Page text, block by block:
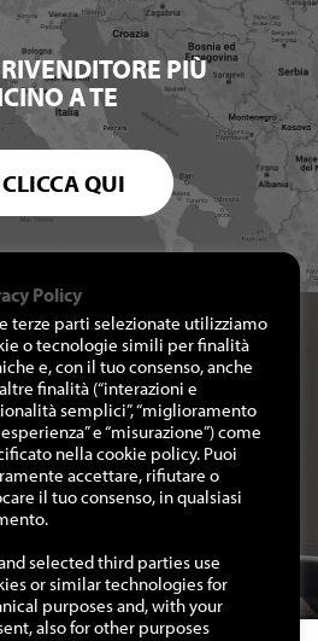
PIÙ
A TE
CLICCA QUI
I NOSTRI
CLICCA QUI
Policy
terze parti selezionate utilizziamo
o tecnologie simili per finalità
e, con il tuo consenso, anche
finalità (“interazioni e
semplici”, “miglioramento
e “misurazione”) come
nella cookie policy. Puoi
accettare, rifiutare o
il tuo consenso, in qualsiasi
selected third parties use
or similar technologies for
purposes and, with your
also for other purposes